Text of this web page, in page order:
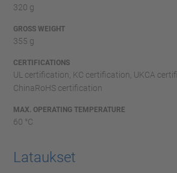
320 g
GROSS WEIGHT
355 g
CERTIFICATIONS
UL certification, KC certification, UKCA
ChinaRoHS certification
MAX. OPERATING TEMPERATURE
60 °C
Lataukset